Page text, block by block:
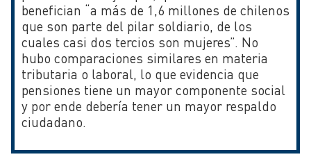
benefician “a más de 1,6 millones de chilenos
que son parte del pilar soldiario, de los
cuales casi dos tercios son mujeres”. No
hubo comparaciones similares en materia
tributaria o laboral, lo que evidencia que
pensiones tiene un mayor componente social
y por ende debería tener un mayor respaldo
ciudadano.